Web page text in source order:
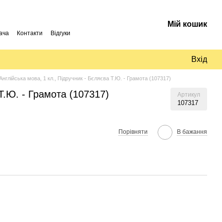
Контакти Відгуки
Мій кошик
Вхід
мова, 1 кл., Підручник - Бєляєва Т.Ю. - Грамота (107317)
- Грамота (107317) Артикул
107317
Порівняти В бажання